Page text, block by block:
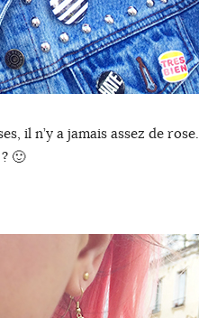
il n’y a jamais assez de rose.
🙂